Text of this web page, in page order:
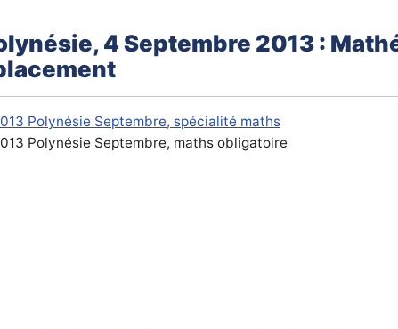
4 Septembre 2013 :
Polynésie Septembre, spécialité maths
Polynésie Septembre, maths obligatoire